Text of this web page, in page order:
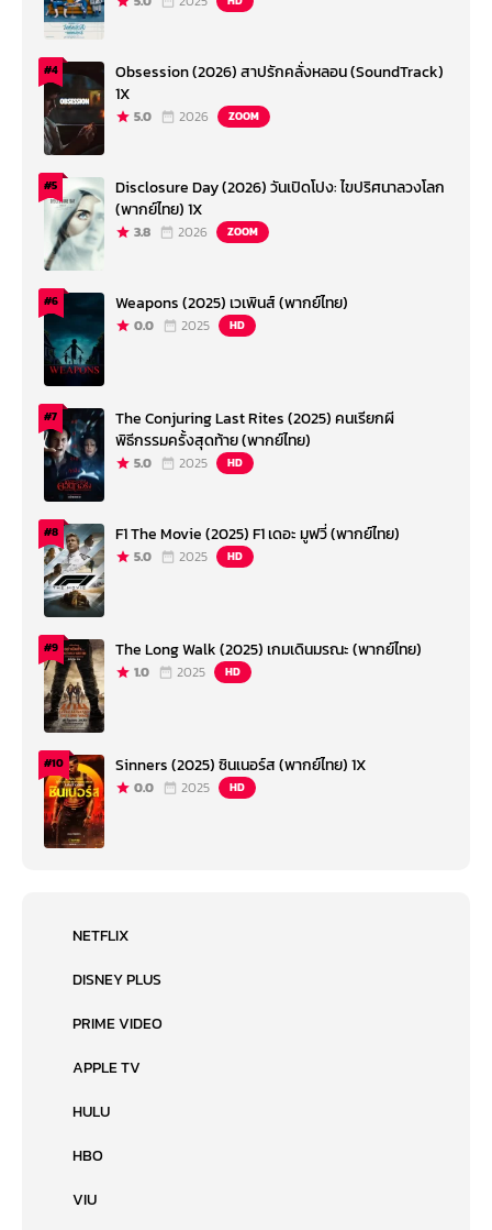
#4
Obsession (2026) สาปรักคลั่งหลอน (SoundTrack)
1X
5.0 2026 ZOOM
#5
Disclosure Day (2026) วันเปิดโปง: ไขปริศนาลวงโลก
(พากย์ไทย) 1X
3.8 2026 ZOOM
#6 Weapons (2025) เวเพินส์ (พากย์ไทย)
0.0 2025 HD
#7
The Conjuring Last Rites (2025) คนเรียกผี
พิธีกรรมครั้งสุดท้าย (พากย์ไทย)
5.0 2025 HD
#8 F1 The Movie (2025) F1 เดอะ มูฟวี่ (พากย์ไทย)
5.0 2025 HD
#9 The Long Walk (2025) เกมเดินมรณะ (พากย์ไทย)
1.0 2025 HD
#10 Sinners (2025) ซินเนอร์ส (พากย์ไทย) 1X
0.0 2025 HD
NETFLIX
DISNEY PLUS
PRIME VIDEO
APPLE TV
HULU
HBO
VIU